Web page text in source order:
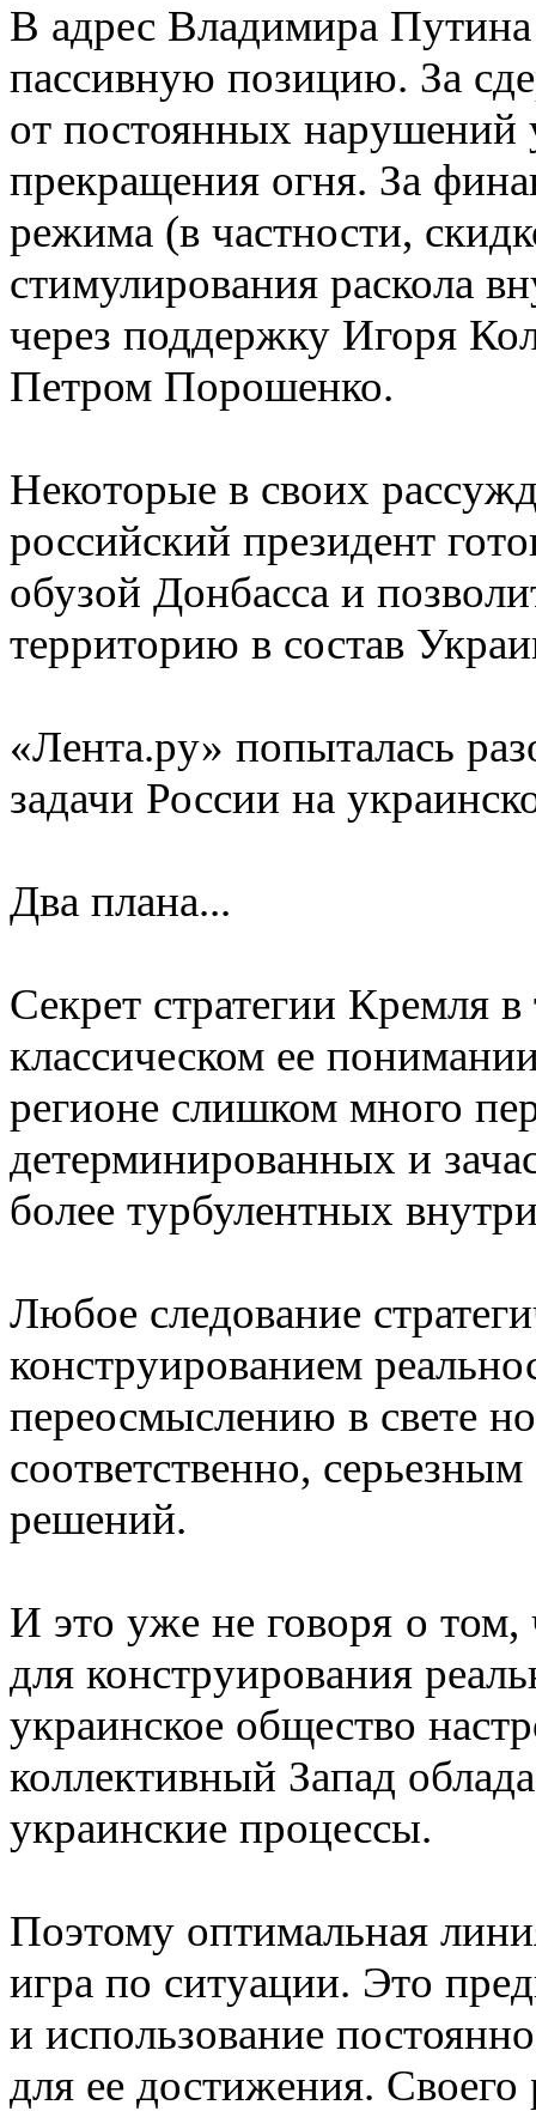
В адрес Владимира
пассивную позицию. За
от постоянных
прекращения огня. За
режима (в частности,
стимулирования раскола
через поддержку Игоря
Петром Порошенко.
Некоторые в своих
российский президент
обузой Донбасса и
территорию в состав
«Лента.ру» попыталась
задачи России на
Два плана...
Секрет стратегии Кремля
классическом ее
регионе слишком много
детерминированных и
более турбулентных
Любое следование
конструированием
переосмыслению в свете
соответственно,
решений.
И это уже не говоря о том,
для конструирования
украинское общество
коллективный Запад
украинские процессы.
Поэтому оптимальная
игра по ситуации. Это
и использование
для ее достижения. Своего